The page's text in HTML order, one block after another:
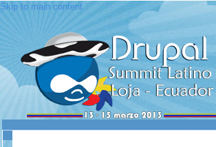
Skip to main content